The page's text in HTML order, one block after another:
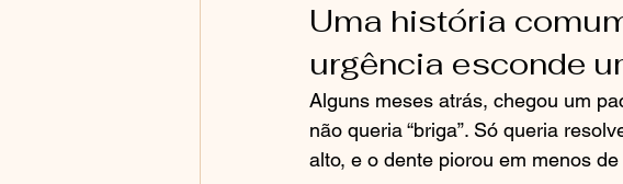
Uma história
urgência esconde
Alguns meses atrás, chegou um
não queria “briga”. Só queria
alto, e o dente piorou em menos